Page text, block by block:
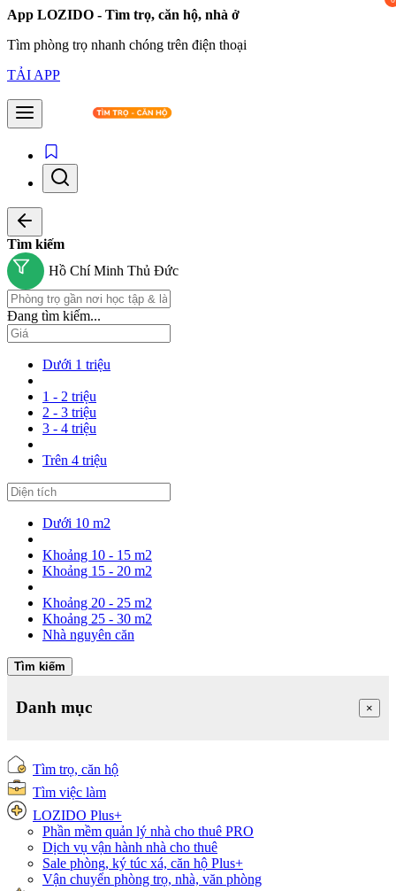
App LOZIDO - Tìm trọ, căn hộ, nhà ở
Tìm phòng trọ nhanh chóng trên điện thoại
TẢI APP
Tìm kiếm
Hồ Chí Minh Thủ Đức
Đang tìm kiếm...
Dưới 1 triệu
1 - 2 triệu
2 - 3 triệu
3 - 4 triệu
Trên 4 triệu
Dưới 10 m2
Khoảng 10 - 15 m2
Khoảng 15 - 20 m2
Khoảng 20 - 25 m2
Khoảng 25 - 30 m2
Nhà nguyên căn
Tìm kiếm
Danh mục ×
Tìm trọ, căn hộ
Tìm việc làm
LOZIDO Plus+
Phần mềm quản lý nhà cho thuê PRO
Dịch vụ vận hành nhà cho thuê
Sale phòng, ký túc xá, căn hộ Plus+
Vận chuyển phòng trọ, nhà, văn phòng